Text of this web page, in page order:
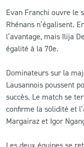
Evan Franchi ouvre le
Rhénans n’égalisent.
l’avantage, mais Ilija
égalité à la 70e.
Dominateurs sur la
Lausannois poussent
succès. Le match se
confirme la solidité et
Margairaz et Igor
Les deux équipes se